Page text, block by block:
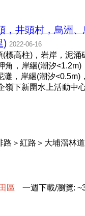
井頭村，烏洲
) 2022-06-16
標高柱)，岩岸，泥涌
，岸綑(潮汐
，岸綑(潮汐<0.5m)
嶺下新圍水上活動中
＞紅路＞大埔滘林
田 區 一週下載/瀏覽: